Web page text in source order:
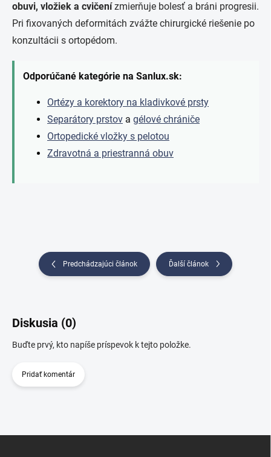
obuvi, vložiek a cvičenízmierňuje bolesť a bráni progresii.
Pri fixovaných deformitách zvážte chirurgické riešenie po
konzultácii s ortopédom.
Odporúčané kategórie na Sanlux.sk:
Ortézy a korektory na kladivkové prsty
Separátory prstov a gélové chrániče
Ortopedické vložky s pelotou
Zdravotná a priestranná obuv
Predchádzajúci článok Ďalší článok
Diskusia (0)
Buďte prvý, kto napíše príspevok k tejto položke.
Pridať komentár